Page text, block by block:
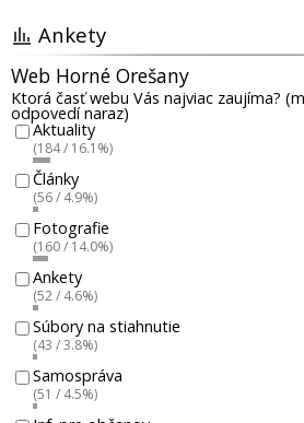
Ankety
Web Horné Orešany
Ktorá časť webu Vás najviac zaujíma?
odpovedí naraz)
Aktuality
(184 / 16.1%)
Články
(56 / 4.9%)
Fotografie
(160 / 14.0%)
Ankety
(52 / 4.6%)
Súbory na stiahnutie
(43 / 3.8%)
Samospráva
(51 / 4.5%)